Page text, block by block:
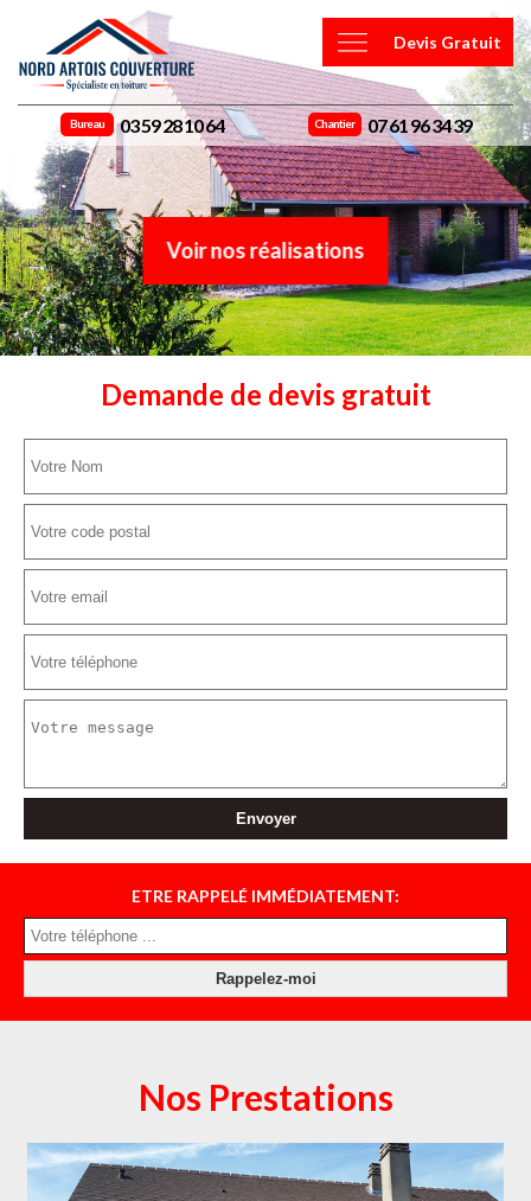
Devis Gratuit
Bureau 03 59 28 10 64 Chantier 07 61 96 34 39
Voir nos réalisations
Demande de devis gratuit
ETRE RAPPELÉ IMMÉDIATEMENT:
Nos Prestations